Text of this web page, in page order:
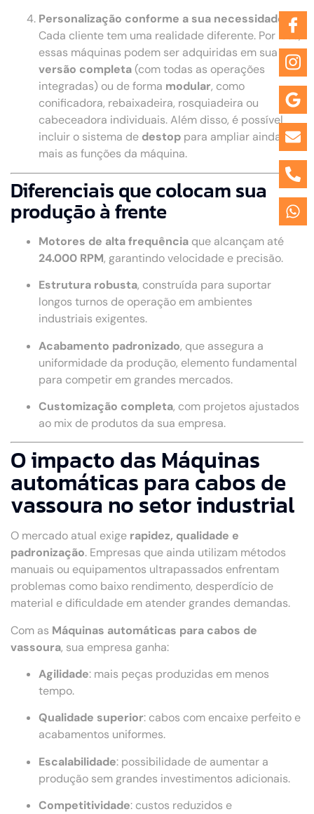
Personalização conforme a sua necessidade
Cada cliente tem uma realidade diferente. Por isso,
essas máquinas podem ser adquiridas em sua
versão completa (com todas as operações
integradas) ou de forma modular, como
conificadora, rebaixadeira, rosquiadeira ou
cabeceadora individuais. Além disso, é possível
incluir o sistema de destop para ampliar ainda
mais as funções da máquina.
Diferenciais que colocam sua
produção à frente
Motores de alta frequência que alcançam até
24.000 RPM, garantindo velocidade e precisão.
Estrutura robusta, construída para suportar
longos turnos de operação em ambientes
industriais exigentes.
Acabamento padronizado, que assegura a
uniformidade da produção, elemento fundamental
para competir em grandes mercados.
Customização completa, com projetos ajustados
ao mix de produtos da sua empresa.
O impacto das Máquinas
automáticas para cabos de
vassoura no setor industrial
O mercado atual exige rapidez, qualidade e
padronização. Empresas que ainda utilizam métodos
manuais ou equipamentos ultrapassados enfrentam
problemas como baixo rendimento, desperdício de
material e dificuldade em atender grandes demandas.
Com as Máquinas automáticas para cabos de
vassoura, sua empresa ganha:
Agilidade: mais peças produzidas em menos
tempo.
Qualidade superior: cabos com encaixe perfeito e
acabamentos uniformes.
Escalabilidade: possibilidade de aumentar a
produção sem grandes investimentos adicionais.
Competitividade: custos reduzidos e